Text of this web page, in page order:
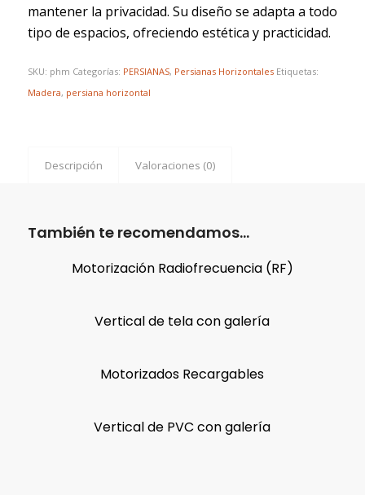
mantener la privacidad. Su diseño se adapta a todo
tipo de espacios, ofreciendo estética y practicidad.
SKU: phm Categorías: PERSIANAS, Persianas Horizontales Etiquetas:
Madera, persiana horizontal
Descripción Valoraciones (0)
También te recomendamos…
Motorización Radiofrecuencia (RF)
Vertical de tela con galería
Motorizados Recargables
Vertical de PVC con galería